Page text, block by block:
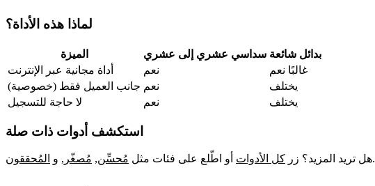
لماذا هذه الأداة؟
الميزة سداسي عشري إلى عشري بدائل شائعة
أداة مجانية عبر الإنترنت
نعم
غالبًا نعم
جانب العميل فقط (خصوصية) نعم
يختلف
لا حاجة للتسجيل
نعم يختلف
استكشف أدوات ذات صلة
هل تريد المزيد؟ زر كل الأدوات أو اطّلع على فئات مثل مُحسِّن, مُصغّر , و المُحققون .